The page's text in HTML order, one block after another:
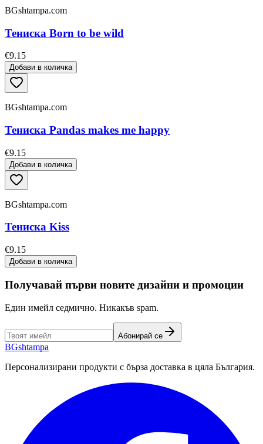
BGshtampa.com
Тениска Born to be wild
€9.15
Добави в количка
BGshtampa.com
Тениска Pandas makes me happy
€9.15
Добави в количка
BGshtampa.com
Тениска Kiss
€9.15
Добави в количка
Получавай първи новите дизайни и промоции
Един имейл седмично. Никакъв spam.
Абонирай се
BGshtampa
Персонализирани продукти с бърза доставка в цяла България.